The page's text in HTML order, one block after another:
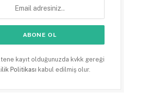
kayıt olduğunuzda kvkk gereği
Politikası kabul edilmiş olur.